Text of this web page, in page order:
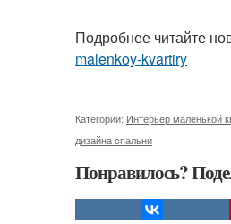
Подробнее читайте
malenkoy-kvartiry
Категории: Интерьер маленькой
дизайна спальни
Понравилось?